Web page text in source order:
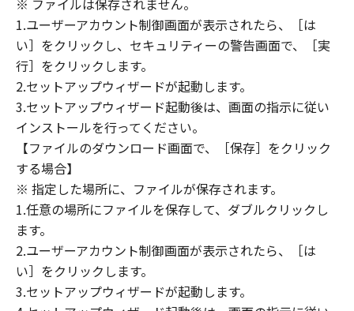
の関連会社、それらの販売代理店または販売店
のいずれも、「本ソフトウェア」に関して、商
品性および特定の目的への適合性の保証を含
め、いかなる保証も、明示たると黙示たるとを
問わず一切しないものとします。
(2) キヤノン、キヤノンのライセンサー、キヤノ
ンの子会社、キヤノンの関連会社、それらの販
売代理店または販売店のいずれも、「本ソフト
ウェア」の使用または使用不能から生ずるいか
なる損害（逸失利益およびその他の派生的また
は付随的な損害を含むがこれらに限定されない
認められる限り、一切の責任を負わないものと
します。たとえ、キヤノン、キヤノンのライセ
ンサー、キヤノンの子会社、キヤノンの関連会
社、それらの販売代理店または販売店がかかる
※ ファイルは保存されません。
1.ユーザーアカウント制御画面が表示されたら、［は
い］をクリックし、セキュリティーの警告画面で、［実
行］をクリックします。
2.セットアップウィザードが起動します。
3.セットアップウィザード起動後は、画面の指示に従い
インストールを行ってください。
【ファイルのダウンロード画面で、［保存］をクリック
する場合】
※ 指定した場所に、ファイルが保存されます。
1.任意の場所にファイルを保存して、ダブルクリックし
ます。
2.ユーザーアカウント制御画面が表示されたら、［は
い］をクリックします。
3.セットアップウィザードが起動します。